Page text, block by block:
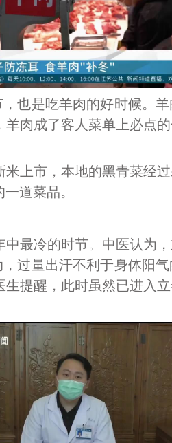
是吃羊肉的好时候。羊
肉成了客人菜单上必点
市，本地的黑青菜经过
道菜品。
冷的时节。中医认为，
过量出汗不利于身体阳
提醒，此时虽然已进入